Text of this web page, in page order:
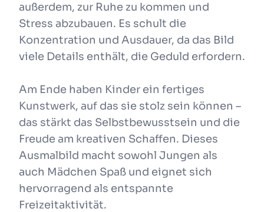
außerdem, zur Ruhe zu kommen und
Stress abzubauen. Es schult die
Konzentration und Ausdauer, da das Bild
viele Details enthält, die Geduld erfordern.
Am Ende haben Kinder ein fertiges
Kunstwerk, auf das sie stolz sein können –
das stärkt das Selbstbewusstsein und die
Freude am kreativen Schaffen. Dieses
Ausmalbild macht sowohl Jungen als
auch Mädchen Spaß und eignet sich
hervorragend als entspannte
Freizeitaktivität.